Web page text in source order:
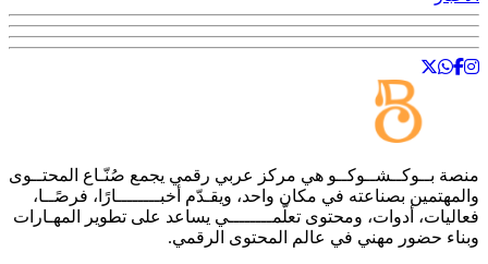
منصة بــوكــشــوكــو هي مركز عربي رقمي يجمع صُنّـاع المحتــوى
والمهتمين بصناعته في مكان واحد، ويقـدّم أخبــــــــارًا، فرصًــا،
فعاليات، أدوات، ومحتوى تعلّمــــــــي يساعد على تطوير المهـارات
وبناء حضور مهني في عالم المحتوى الرقمي.